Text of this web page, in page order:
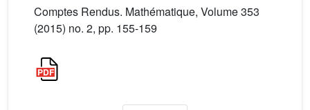
Comptes Rendus. Mathématique, Volume 353
(2015) no. 2, pp. 155-159